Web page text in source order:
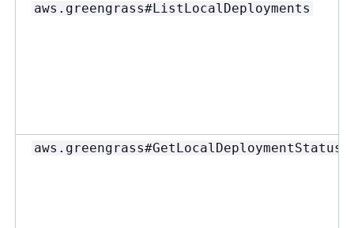
aws.greengrass#ListLocalDeployments
aws.greengrass#GetLocalDeploymentStatus